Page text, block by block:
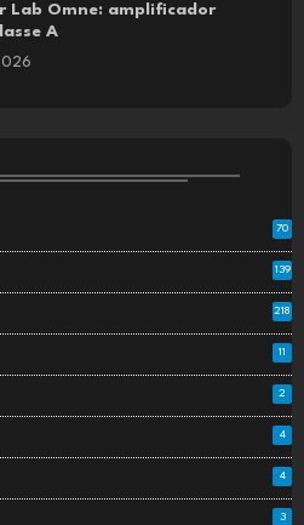
Lab Omne: amplificador
A
70
139
218
11
2
4
4
3